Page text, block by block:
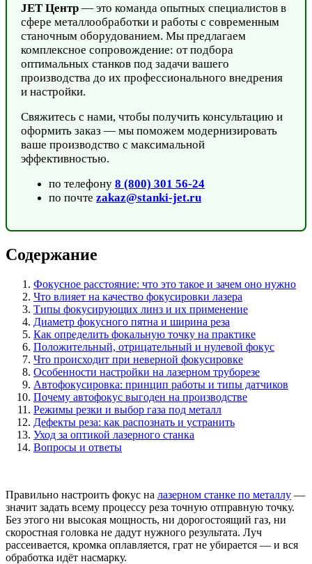
JET Центр — это команда опытных специалистов в
сфере металлообработки и работы с современным
станочным оборудованием. Мы предлагаем
комплексное сопровождение: от подбора
оптимальных станков под задачи вашего
производства до их профессионального внедрения
и настройки.
Свяжитесь с нами, чтобы получить консультацию и
оформить заказ — мы поможем модернизировать
ваше производство с максимальной
эффективностью.
по телефону 8 (800) 301 56-24
по почте zakaz@stanki-jet.ru
Содержание
Фокусное расстояние: что это такое и зачем оно нужно
Что влияет на качество фокусировки лазера
Типы фокусирующих линз и их применение
Диаметр фокусного пятна и ширина реза
Как определить фокальную точку на практике
Положительный, отрицательный и нулевой фокус
Что происходит при неверной фокусировке
Особенности настройки на лазерном труборезе
Автофокусировка: принцип работы и типы датчиков
Почему автофокус выгоден на производстве
Режимы резки и выбор газа под металл
Дефекты реза: как распознать и устранить
Уход за оптикой лазерного станка
Вопросы и ответы
Правильно настроить фокус на лазерном станке по металлу —
значит задать всему процессу реза точную отправную точку.
Без этого ни высокая мощность, ни дорогостоящий газ, ни
скоростная головка не дадут нужного результата. Луч
рассеивается, кромка оплавляется, грат не убирается — и вся
обработка идёт насмарку.